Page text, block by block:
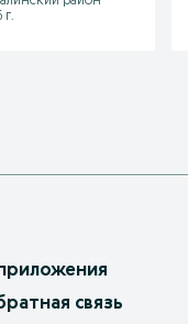
г.
связь